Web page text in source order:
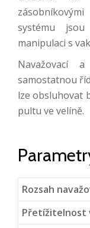
systému
manipulaci s
Navažovací
samostatnou
lze obsluhovat
pultu ve velíně.
Rozsah
Přetížitelnost